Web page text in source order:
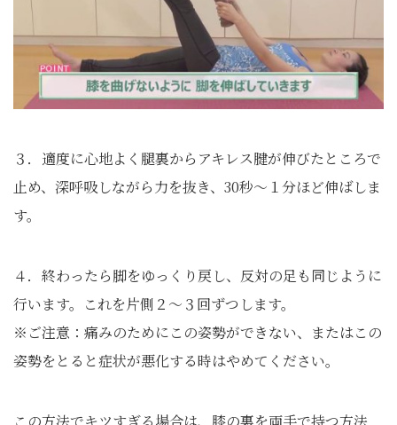
３．適度に心地よく腿裏からアキレス腱が伸びたところで
止め、深呼吸しながら力を抜き、30秒～１分ほど伸ばしま
す。
４．終わったら脚をゆっくり戻し、反対の足も同じように
行います。これを片側２～３回ずつします。
※ご注意：痛みのためにこの姿勢ができない、またはこの
姿勢をとると症状が悪化する時はやめてください。